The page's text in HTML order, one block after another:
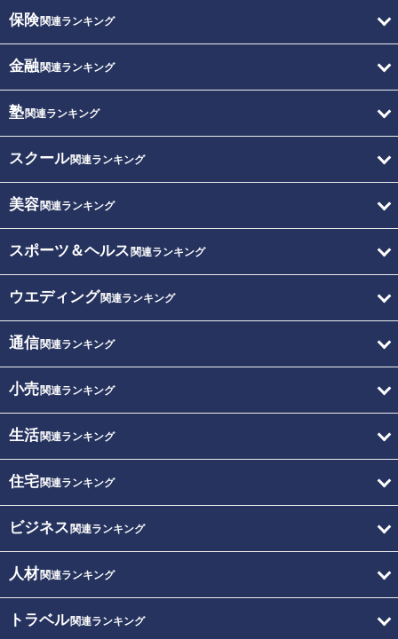
保険関連ランキング
金融関連ランキング
塾関連ランキング
スクール関連ランキング
美容関連ランキング
スポーツ＆ヘルス 関連ランキング
ウエディング関連ランキング
通信関連ランキング
小売関連ランキング
生活関連ランキング
住宅関連ランキング
ビジネス 関連ランキング
人材関連ランキング
トラベル関連ランキング